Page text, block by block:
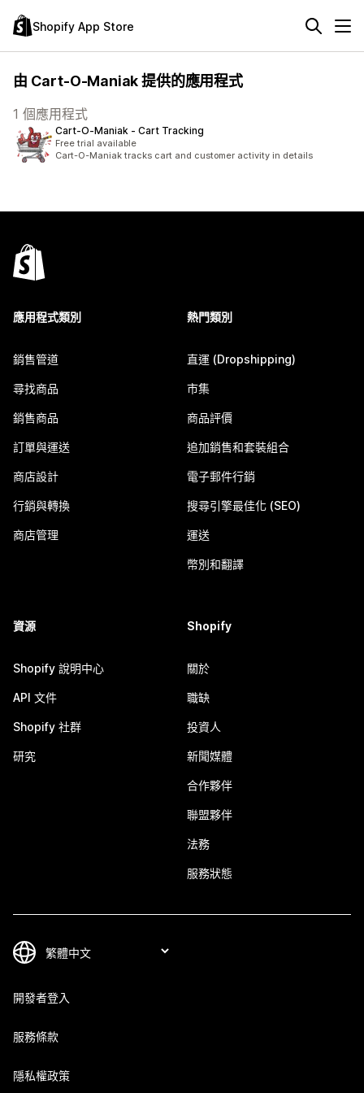
Shopify App Store
由 Cart-O-Maniak 提供的應用程式
1 個應用程式
Cart‑O‑Maniak ‑ Cart Tracking
Free trial available
Cart-O-Maniak tracks cart and customer activity in details
應用程式類別
銷售管道
尋找商品
銷售商品
訂單與運送
商店設計
行銷與轉換
商店管理
熱門類別
直運 (Dropshipping)
市集
商品評價
追加銷售和套裝組合
電子郵件行銷
搜尋引擎最佳化 (SEO)
運送
幣別和翻譯
資源
Shopify 說明中心
API 文件
Shopify 社群
研究
Shopify
關於
職缺
投資人
新聞媒體
合作夥伴
聯盟夥伴
法務
服務狀態
開發者登入
服務條款
隱私權政策